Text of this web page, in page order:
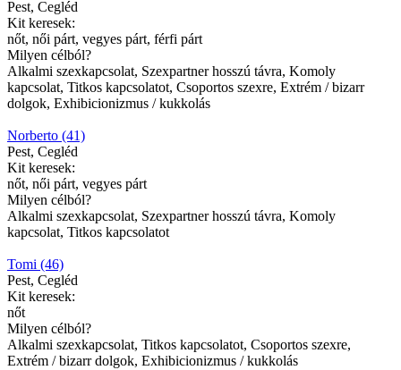
Pest, Cegléd
Kit keresek:
nőt, női párt, vegyes párt, férfi párt
Milyen célból?
Alkalmi szexkapcsolat, Szexpartner hosszú távra, Komoly
kapcsolat, Titkos kapcsolatot, Csoportos szexre, Extrém / bizarr
dolgok, Exhibicionizmus / kukkolás
Norberto (41)
Pest, Cegléd
Kit keresek:
nőt, női párt, vegyes párt
Milyen célból?
Alkalmi szexkapcsolat, Szexpartner hosszú távra, Komoly
kapcsolat, Titkos kapcsolatot
Tomi (46)
Pest, Cegléd
Kit keresek:
nőt
Milyen célból?
Alkalmi szexkapcsolat, Titkos kapcsolatot, Csoportos szexre,
Extrém / bizarr dolgok, Exhibicionizmus / kukkolás